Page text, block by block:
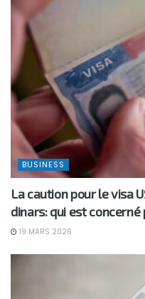
BUSINESS
La caution pour le visa
dinars: qui est concerné
19 MARS 2026